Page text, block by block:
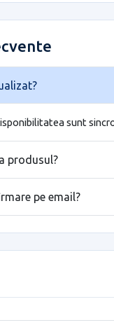
sunt
produsul?
pe email?